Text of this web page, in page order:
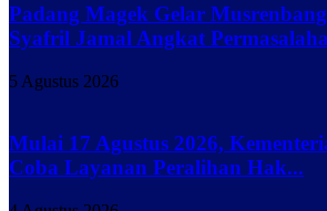
Padang Magek Gelar
Syafril Jamal Angkat
5 Agustus 2026
Mulai 17 Agustus 2026,
Coba Layanan Peralihan Hak...